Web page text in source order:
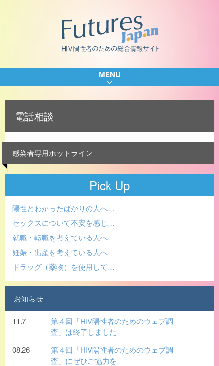
MENU
電話相談
感染者専用ホットライン
Pick Up
陽性とわかったばかりの人へ…
セックスについて不安を感じ…
就職・転職を考えている人へ
妊娠・出産を考えている人へ
ドラッグ（薬物）を使用して…
お知らせ
11.7
第４回「HIV陽性者のためのウェブ調
査」は終了しました
08.26
第４回「HIV陽性者のためのウェブ調
査」にぜひご協力を